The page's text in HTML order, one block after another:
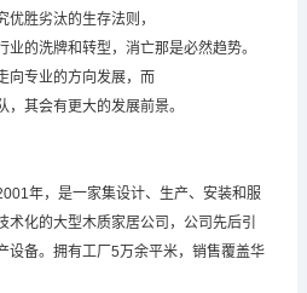
胜劣汰的生存法则，
的洗牌和转型，消亡那是必然趋势。
向专业的方向发展，而
其会有更大的发展前景。
年，是一家集设计、生产、安装和服
化的大型木质家居公司，公司先后引
设备。拥有工厂5万余平米，销售覆盖华